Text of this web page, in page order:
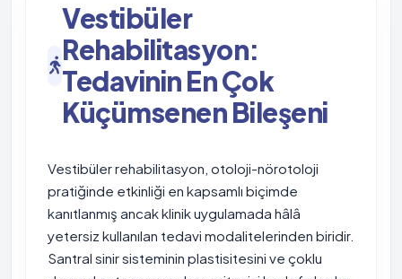
Vestibüler
Rehabilitasyon:
Tedavinin En Çok
Küçümsenen Bileşeni
Vestibüler rehabilitasyon, otoloji-nörotoloji
pratiğinde etkinliği en kapsamlı biçimde
kanıtlanmış ancak klinik uygulamada hâlâ
yetersiz kullanılan tedavi modalitelerinden biridir.
Santral sinir sisteminin plastisitesini ve çoklu